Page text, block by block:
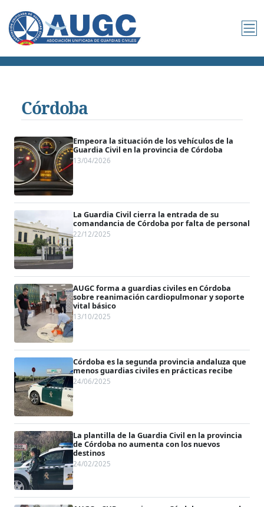
Córdoba
Empeora la situación de los vehículos de la
Guardia Civil en la provincia de Córdoba
13/04/2026
La Guardia Civil cierra la entrada de su
comandancia de Córdoba por falta de personal
22/12/2025
AUGC forma a guardias civiles en Córdoba
sobre reanimación cardiopulmonar y soporte
vital básico
13/10/2025
Córdoba es la segunda provincia andaluza que
menos guardias civiles en prácticas recibe
24/06/2025
La plantilla de la Guardia Civil en la provincia
de Córdoba no aumenta con los nuevos
destinos
24/02/2025